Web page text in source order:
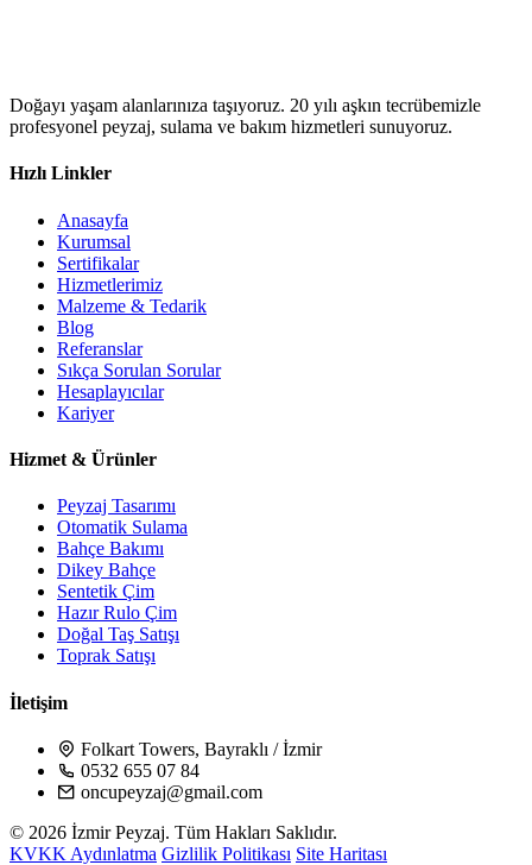
Doğayı yaşam alanlarınıza taşıyoruz. 20 yılı aşkın tecrübemizle
profesyonel peyzaj, sulama ve bakım hizmetleri sunuyoruz.
Hızlı Linkler
Anasayfa
Kurumsal
Sertifikalar
Hizmetlerimiz
Malzeme & Tedarik
Blog
Referanslar
Sıkça Sorulan Sorular
Hesaplayıcılar
Kariyer
Hizmet & Ürünler
Peyzaj Tasarımı
Otomatik Sulama
Bahçe Bakımı
Dikey Bahçe
Sentetik Çim
Hazır Rulo Çim
Doğal Taş Satışı
Toprak Satışı
İletişim
Folkart Towers, Bayraklı / İzmir
0532 655 07 84
oncupeyzaj@gmail.com
© 2026 İzmir Peyzaj. Tüm Hakları Saklıdır.
KVKK Aydınlatma Gizlilik Politikası Site Haritası